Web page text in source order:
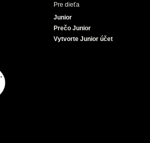
Pre dieťa
Junior
Prečo Junior
Vytvorte Junior účet